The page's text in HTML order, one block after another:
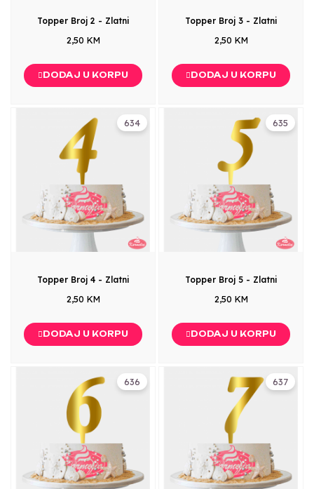
Topper Broj 2 - Zlatni
2,50 KM
DODAJ U KORPU
Topper Broj 3 - Zlatni
2,50 KM
DODAJ U KORPU
634
Topper Broj 4 - Zlatni
2,50 KM
DODAJ U KORPU
635
Topper Broj 5 - Zlatni
2,50 KM
DODAJ U KORPU
636 637